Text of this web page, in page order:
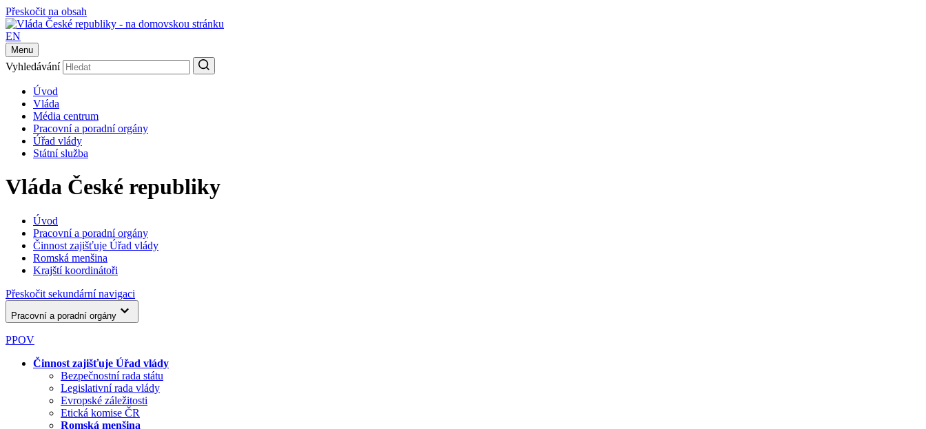
Přeskočit na obsah
EN
Menu
Vyhledávání
Úvod
Vláda
Média centrum
Pracovní a poradní orgány
Úřad vlády
Státní služba
Vláda České republiky
Úvod
Pracovní a poradní orgány
Činnost zajišťuje Úřad vlády
Romská menšina
Krajští koordinátoři
Přeskočit sekundární navigaci
Pracovní a poradní orgány
PPOV
Činnost zajišťuje Úřad vlády
Bezpečnostní rada státu
Legislativní rada vlády
Evropské záležitosti
Etická komise ČR
Romská menšina